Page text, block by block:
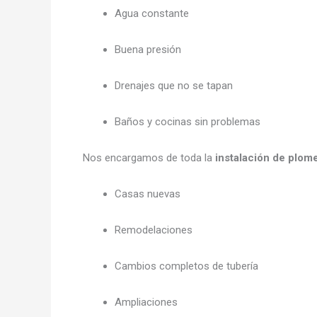
Agua constante
Buena presión
Drenajes que no se tapan
Baños y cocinas sin problemas
Nos encargamos de toda la instalación de
Casas nuevas
Remodelaciones
Cambios completos de tubería
Ampliaciones